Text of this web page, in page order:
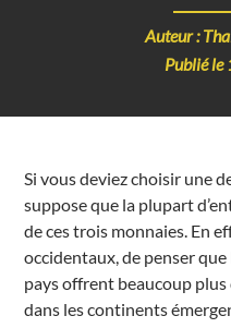
Auteur :
Publié
Si vous deviez choisir une
suppose que la plupart
de ces trois monnaies. En
occidentaux, de penser
pays offrent beaucoup
dans les continents